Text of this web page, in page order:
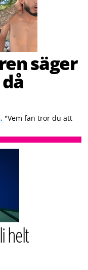
säger
"Vem fan tror du att
helt